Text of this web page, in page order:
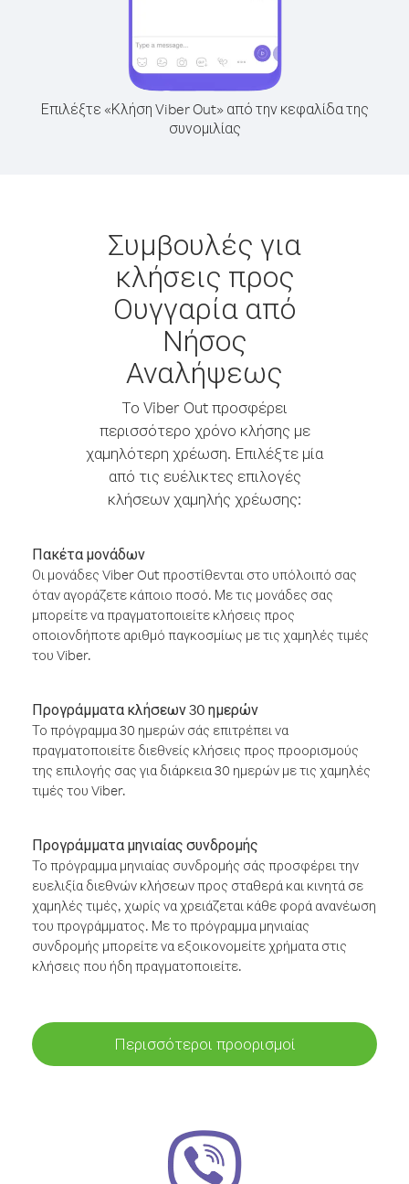
Επιλέξτε «Κλήση Viber Out» από την κεφαλίδα της
συνομιλίας
Συμβουλές για
κλήσεις προς
Ουγγαρία από
Νήσος
Αναλήψεως
Το Viber Out προσφέρει
περισσότερο χρόνο κλήσης με
χαμηλότερη χρέωση. Επιλέξτε μία
από τις ευέλικτες επιλογές
κλήσεων χαμηλής χρέωσης:
Πακέτα μονάδων
Οι μονάδες Viber Out προστίθενται στο υπόλοιπό σας
όταν αγοράζετε κάποιο ποσό. Με τις μονάδες σας
μπορείτε να πραγματοποιείτε κλήσεις προς
οποιονδήποτε αριθμό παγκοσμίως με τις χαμηλές τιμές
του Viber.
Προγράμματα κλήσεων 30 ημερών
Το πρόγραμμα 30 ημερών σάς επιτρέπει να
πραγματοποιείτε διεθνείς κλήσεις προς προορισμούς
της επιλογής σας για διάρκεια 30 ημερών με τις χαμηλές
τιμές του Viber.
Προγράμματα μηνιαίας συνδρομής
Το πρόγραμμα μηνιαίας συνδρομής σάς προσφέρει την
ευελιξία διεθνών κλήσεων προς σταθερά και κινητά σε
χαμηλές τιμές, χωρίς να χρειάζεται κάθε φορά ανανέωση
του προγράμματος. Με το πρόγραμμα μηνιαίας
συνδρομής μπορείτε να εξοικονομείτε χρήματα στις
κλήσεις που ήδη πραγματοποιείτε.
Περισσότεροι προορισμοί